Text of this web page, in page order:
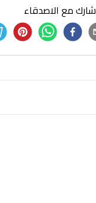
شارك مع الاصدقاء